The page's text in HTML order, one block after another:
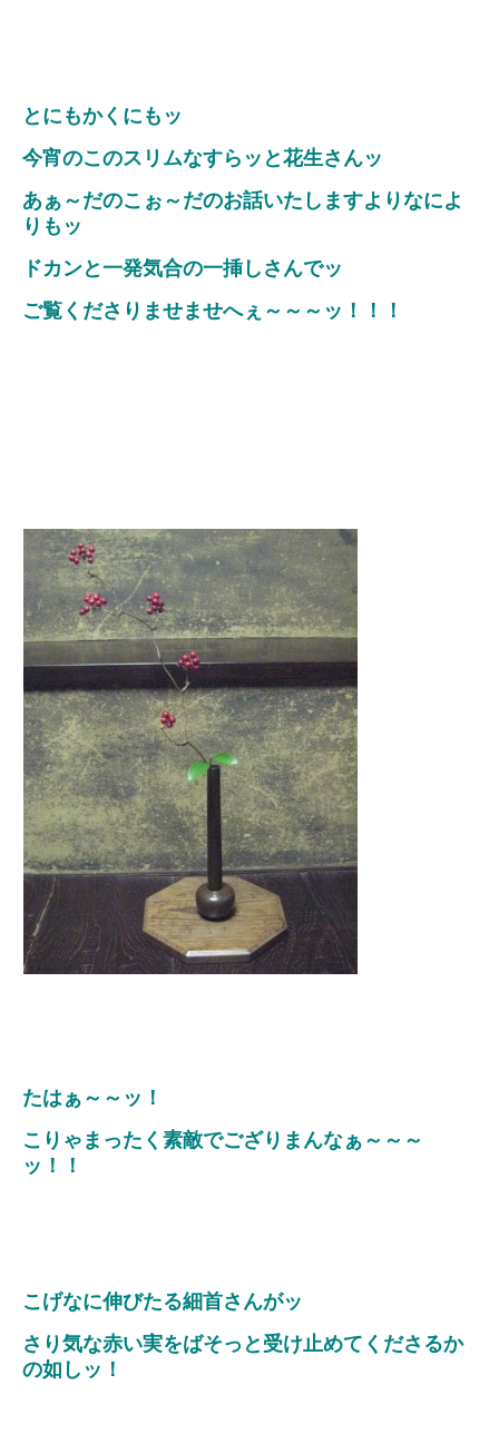
とにもかくにもッ
今宵のこのスリムなすらッと花生さんッ
あぁ～だのこぉ～だのお話いたしますよりなによ
りもッ
ドカンと一発気合の一挿しさんでッ
ご覧くださりませませへぇ～～～ッ！！！
たはぁ～～ッ！
こりゃまったく素敵でござりまんなぁ～～～
ッ！！
こげなに伸びたる細首さんがッ
さり気な赤い実をばそっと受け止めてくださるか
の如しッ！